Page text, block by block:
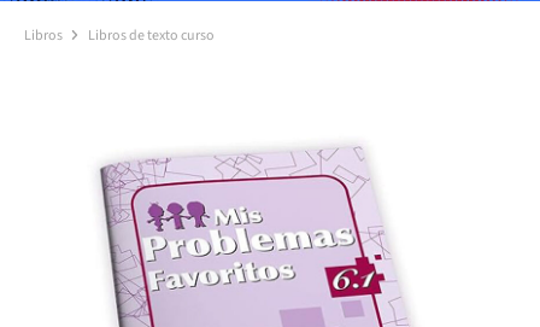
Libros Libros de texto curso